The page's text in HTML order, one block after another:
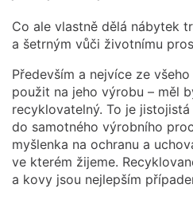
Co ale vlastně dělá nábytek
a šetrným vůči životnímu
Především a nejvíce ze
použit na jeho výrobu – měl
recyklovatelný. To je
do samotného výrobního
myšlenka na ochranu a
ve kterém žijeme.
a kovy jsou nejlepším